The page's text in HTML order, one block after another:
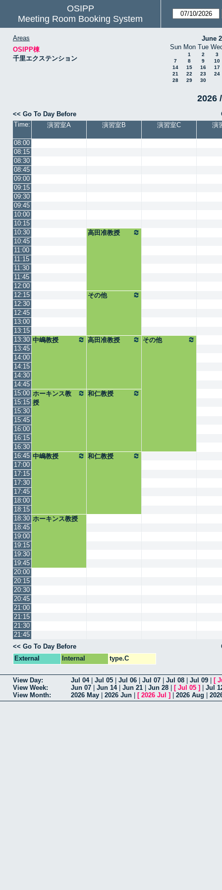
OSIPP
Meeting Room Booking System
Areas
OSIPP棟
千里エクステンション
June
Sun Mon Tue
1 2
3
7
8 9
10
14
15 16
17
21
22 23
24
28
29 30
2026
<< Go To Day Before
Time:
演習室A 演習室B 演習室C 演
08:00
08:15
08:30
08:45
09:00
09:15
09:30
09:45
10:00
10:15
10:30
高田准教授
10:45
11:00
11:15
11:30
11:45
12:00
12:15
その他
12:30
12:45
13:00
13:15
13:30 中嶋教授 高田准教授
その他
13:45
14:00
14:15
14:30
14:45
15:00 ホーキンス教
授
和仁教授
15:15
15:30
15:45
16:00
16:15
16:30
16:45 中嶋教授
和仁教授
17:00
17:15
17:30
17:45
18:00
18:15
18:30 ホーキンス教授
18:45
19:00
19:15
19:30
19:45
20:00
20:15
20:30
20:45
21:00
21:15
21:30
21:45
<< Go To Day Before
External
Internal type.C
View Day: Jul 04| Jul 05 Jul 06 Jul 07 Jul 08 Jul 09 [
View Week:
Jun 07 Jun 14| Jun 21 Jun 28 [ Jul 05 ]
Jul
View Month:
2026 May 2026 Jun [ 2026 Jul ] 2026 Aug